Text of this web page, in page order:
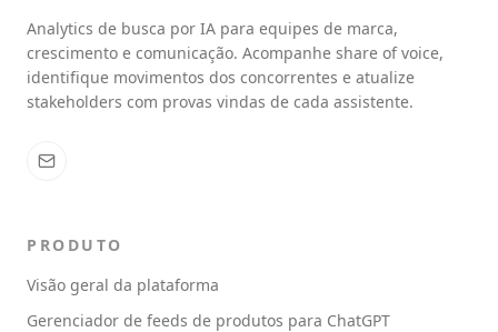
Analytics de busca por IA para equipes de marca,
crescimento e comunicação. Acompanhe share of voice,
identifique movimentos dos concorrentes e atualize
stakeholders com provas vindas de cada assistente.
PRODUTO
Visão geral da plataforma
Gerenciador de feeds de produtos para ChatGPT